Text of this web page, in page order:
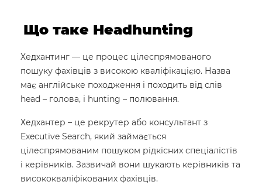
Що таке Headhunting
Хедхантинг — це процес цілеспрямованого
пошуку фахівців з високою кваліфікацією. Назва
має англійське походження і походить від слів
head – голова, і hunting – полювання.
Хедхантер – це рекрутер або консультант з
Executive Search, який займається
цілеспрямованим пошуком рідкісних спеціалістів
і керівників. Зазвичай вони шукають керівників та
висококваліфікованих фахівців.